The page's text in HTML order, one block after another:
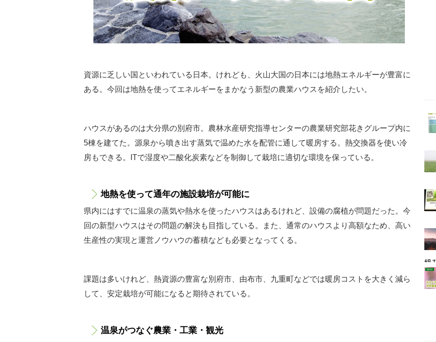
資源に乏しい国といわれている日本。けれども、火山大国の日本には地熱エネルギーが豊富に
ある。今回は地熱を使ってエネルギーをまかなう新型の農業ハウスを紹介したい。
ハウスがあるのは大分県の別府市。農林水産研究指導センターの農業研究部花きグループ内に
5棟を建てた。源泉から噴き出す蒸気で温めた水を配管に通して暖房する。熱交換器を使い冷
房もできる。ITで湿度や二酸化炭素などを制御して栽培に適切な環境を保っている。
地熱を使って通年の施設栽培が可能に
県内にはすでに温泉の蒸気や熱水を使ったハウスはあるけれど、設備の腐植が問題だった。今
回の新型ハウスはその問題の解決も目指している。また、通常のハウスより高額なため、高い
生産性の実現と運営ノウハウの蓄積なども必要となってくる。
課題は多いけれど、熱資源の豊富な別府市、由布市、九重町などでは暖房コストを大きく減ら
して、安定栽培が可能になると期待されている。
温泉がつなぐ農業・工業・観光
組